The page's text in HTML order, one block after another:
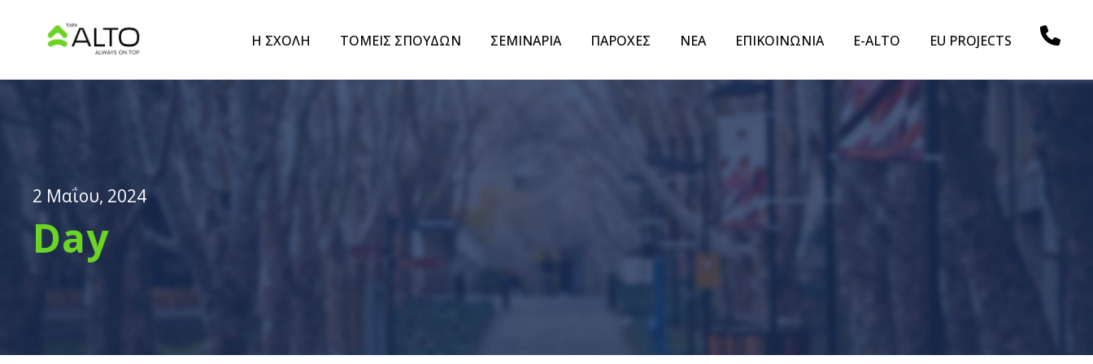
Η ΣΧΟΛΗ ΤΟΜΕΙΣ ΣΠΟΥΔΩΝ ΣΕΜΙΝΑΡΙΑ ΠΑΡΟΧΕΣ ΝΕΑ ΕΠΙΚΟΙΝΩΝΙΑ E-ALTO EU PROJECTS
2 Μαΐου, 2024
Day